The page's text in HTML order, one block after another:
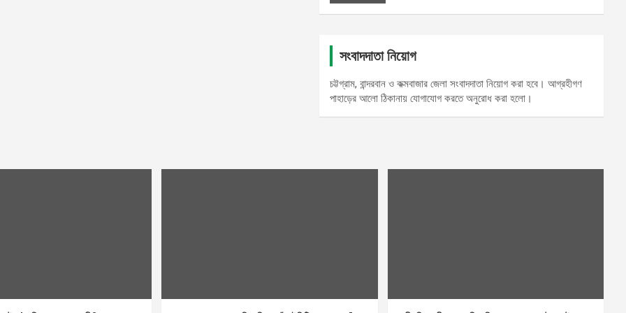
সংবাদদাতা নিয়োগ
চট্টগ্রাম, বান্দরবান ও কক্মবাজার জেলা সংবাদদাতা নিয়োগ করা হবে। আগ্রহীগণ
পাহাড়ের আলো ঠিকানায় যোগাযোগ করতে অনুরোধ করা হলো।